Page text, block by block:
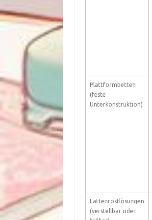
Plattformbetten
(feste
Unterkonstruktion)
Lattenrostlösungen
(verstellbar oder